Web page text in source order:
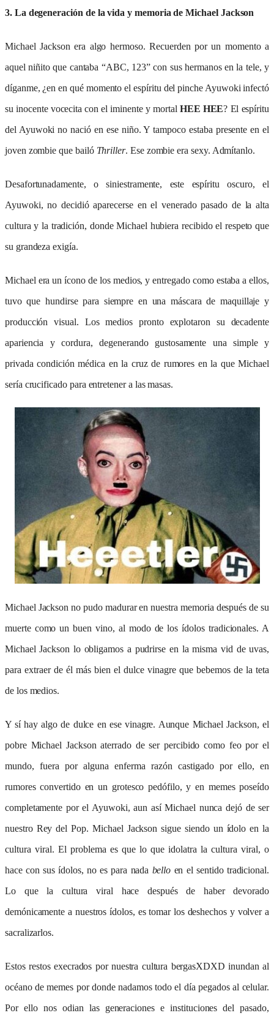
3. La degeneración de la vida y memoria de Michael Jackson
Michael Jackson era algo hermoso. Recuerden por un momento a
aquel niñito que cantaba “ABC, 123” con sus hermanos en la tele, y
díganme, ¿en en qué momento el espíritu del pinche Ayuwoki infectó
su inocente vocecita con el iminente y mortal HEE HEE? El espíritu
del Ayuwoki no nació en ese niño. Y tampoco estaba presente en el
joven zombie que bailó Thriller. Ese zombie era sexy. Admítanlo.
Desafortunadamente, o siniestramente, este espíritu oscuro, el
Ayuwoki, no decidió aparecerse en el venerado pasado de la alta
cultura y la tradición, donde Michael hubiera recibido el respeto que
su grandeza exigía.
Michael era un ícono de los medios, y entregado como estaba a ellos,
tuvo que hundirse para siempre en una máscara de maquillaje y
producción visual. Los medios pronto explotaron su decadente
apariencia y cordura, degenerando gustosamente una simple y
privada condición médica en la cruz de rumores en la que Michael
sería crucificado para entretener a las masas.
Michael Jackson no pudo madurar en nuestra memoria después de su
muerte como un buen vino, al modo de los ídolos tradicionales. A
Michael Jackson lo obligamos a pudrirse en la misma vid de uvas,
para extraer de él más bien el dulce vinagre que bebemos de la teta
de los medios.
Y sí hay algo de dulce en ese vinagre. Aunque Michael Jackson, el
pobre Michael Jackson aterrado de ser percibido como feo por el
mundo, fuera por alguna enferma razón castigado por ello, en
rumores convertido en un grotesco pedófilo, y en memes poseído
completamente por el Ayuwoki, aun así Michael nunca dejó de ser
nuestro Rey del Pop. Michael Jackson sigue siendo un ídolo en la
cultura viral. El problema es que lo que idolatra la cultura viral, o
hace con sus ídolos, no es para nada bello en el sentido tradicional.
Lo que la cultura viral hace después de haber devorado
demónicamente a nuestros ídolos, es tomar los deshechos y volver a
sacralizarlos.
Estos restos execrados por nuestra cultura bergasXDXD inundan al
océano de memes por donde nadamos todo el día pegados al celular.
Por ello nos odian las generaciones e instituciones del pasado,